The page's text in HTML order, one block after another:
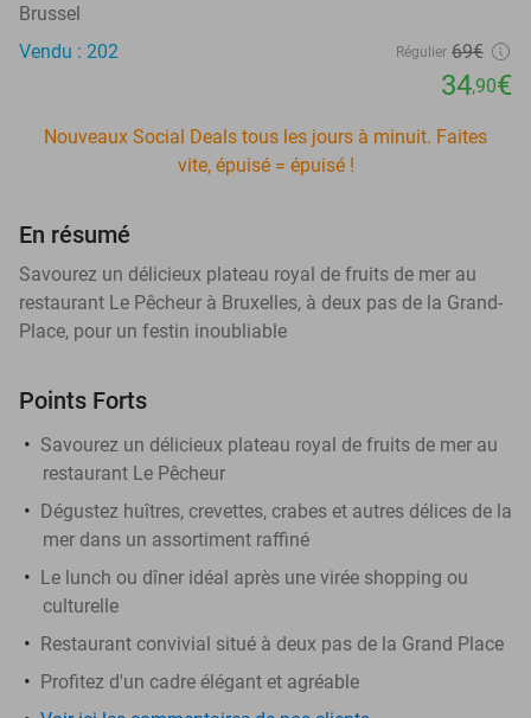
Brussel
Vendu : 202
Régulier 69€
34,90€
Nouveaux Social Deals tous les jours à minuit. Faites
vite, épuisé = épuisé !
En résumé
Savourez un délicieux plateau royal de fruits de mer au
restaurant Le Pêcheur à Bruxelles, à deux pas de la Grand-
Place, pour un festin inoubliable
Points Forts
Savourez un délicieux plateau royal de fruits de mer au
restaurant Le Pêcheur
Dégustez huîtres, crevettes, crabes et autres délices de la
mer dans un assortiment raffiné
Le lunch ou dîner idéal après une virée shopping ou
culturelle
Restaurant convivial situé à deux pas de la Grand Place
Profitez d'un cadre élégant et agréable